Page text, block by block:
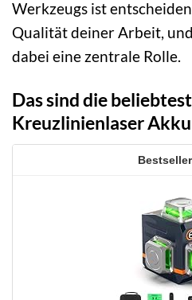
Werkzeugs ist
Qualität deiner Arbeit,
dabei eine zentrale Rolle.
Das sind die
Kreuzlinienlaser